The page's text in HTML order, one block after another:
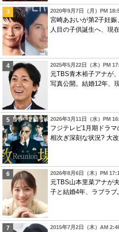
2020年9月7日（月）PM
宮崎あおいが第2子妊
人目の子供誕生へ、現
2025年5月22日（木）PM
元TBS青木裕子アナが
写真公開。結婚12年、
2026年3月11日（水）PM
フジテレビ1月期ドラ
相次ぎ深刻な状況? 大
2026年8月6日（木）PM
元TBS山本里菜アナが
子と結婚4年、ラブラ
2015年7月2日（木）AM